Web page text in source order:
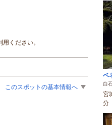
ください。
このスポットの基本情報へ
ベ
白
宮
分